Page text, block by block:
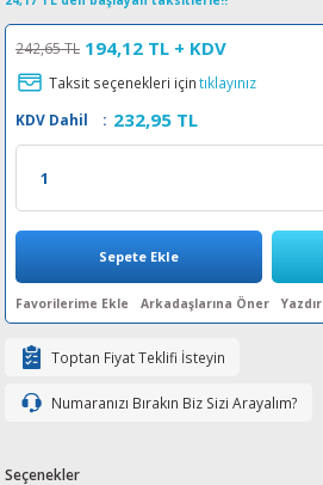
Ribon
CP
Pro
242,65 TL 194,12 TL + KDV
Taksit seçenekleri içintıklayınız
KDV Dahil
: 232,95 TL
Sepete Ekle
Arkadaşlarına Öner Yazdır
Toptan Fiyat Teklifi İsteyin
Numaranızı Bırakın Biz Sizi Arayalım?
Seçenekler